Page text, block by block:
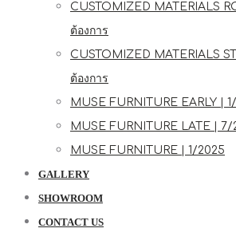
CUSTOMIZED MATERIALS
ต้องการ
CUSTOMIZED MATERIALS
ต้องการ
MUSE FURNITURE EARLY |
MUSE FURNITURE LATE | 7/
MUSE FURNITURE | 1/2025
GALLERY
SHOWROOM
CONTACT US